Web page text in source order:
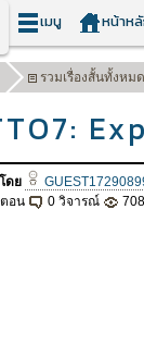
เมนู หน้าห
รวมเรื่องสั้นทั้งหมด
ดย
อน
0 วิจารณ์